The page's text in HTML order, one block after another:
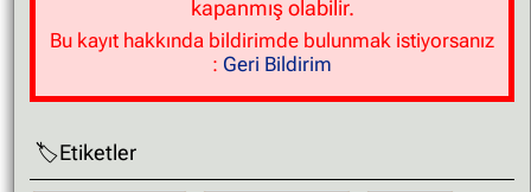
kapanmış olabilir.
Bu kayıt hakkında bildirimde bulunmak istiyorsanız
: Geri Bildirim
Etiketler